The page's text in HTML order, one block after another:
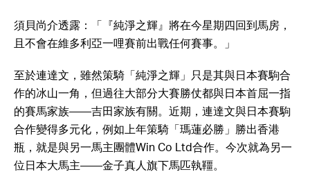
須貝尚介透露：「『純淨之輝』將在今星期四回到馬房，
且不會在維多利亞一哩賽前出戰任何賽事。」
至於連達文，雖然策騎「純淨之輝」只是其與日本賽駒合
作的冰山一角，但過往大部分大賽勝仗都與日本首屈一指
的賽馬家族——吉田家族有關。近期，連達文與日本賽駒
合作變得多元化，例如上年策騎「瑪蓮必勝」勝出香港
瓶，就是與另一馬主團體Win Co Ltd合作。今次就為另一
位日本大馬主——金子真人旗下馬匹執韁。